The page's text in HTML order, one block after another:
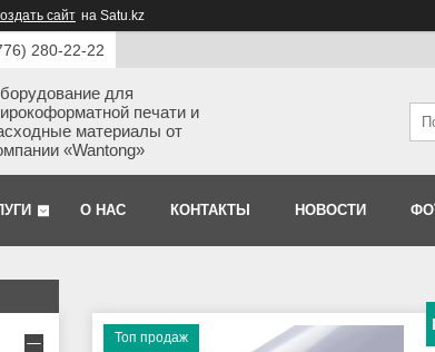
сайт на Satu.kz
280-22-22
для
печати и
материалы от
«Wantong»
О НАС КОНТАКТЫ НОВОСТИ
Топ продаж